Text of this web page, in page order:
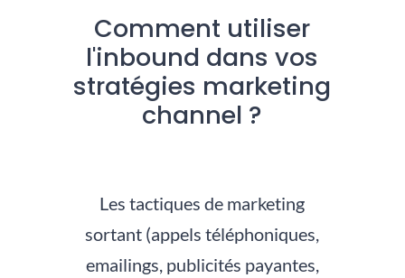
Comment utiliser
l'inbound dans vos
stratégies marketing
channel ?
Les tactiques de marketing
sortant (appels téléphoniques,
emailings, publicités payantes,